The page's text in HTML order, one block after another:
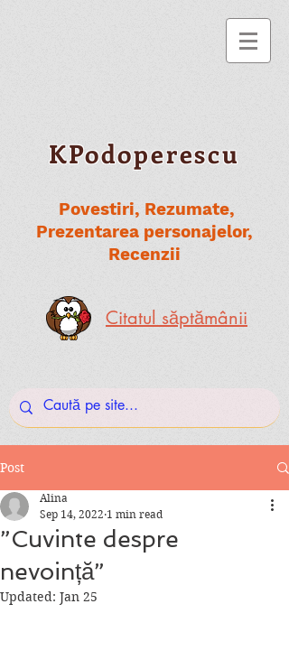
KPodoperescu
Povestiri, Rezumate,
Prezentarea personajelor,
Recenzii
Citatul săptămânii
Post
”Cuvinte despre
nevoință”
Alina
Sep 14, 2022 1 min read
Updated: Jan 25